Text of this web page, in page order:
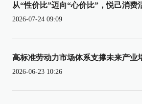
从“性价比”迈向“心价比”，悦己消费
2026-07-24 09:09
高标准劳动力市场体系支撑未来产业
2026-06-23 10:26